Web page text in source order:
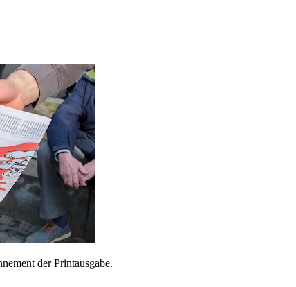
der Printausgabe.